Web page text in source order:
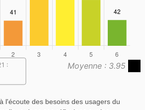
Moyenne : 3.95
:
l'écoute des besoins des usagers du